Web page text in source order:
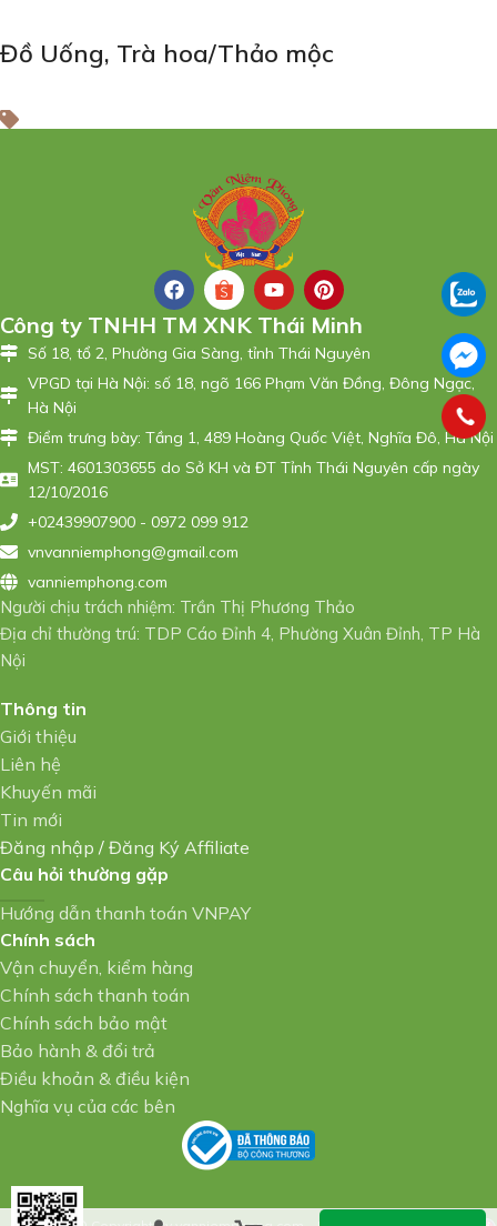
Đồ Uống, Trà hoa/Thảo mộc
Công ty TNHH TM XNK Thái Minh
Số 18, tổ 2, Phường Gia Sàng, tỉnh Thái Nguyên
VPGD tại Hà Nội: số 18, ngõ 166 Phạm Văn Đồng, Đông Ngạc,
Hà Nội
Điểm trưng bày: Tầng 1, 489 Hoàng Quốc Việt, Nghĩa Đô, Hà Nội
MST: 4601303655 do Sở KH và ĐT Tỉnh Thái Nguyên cấp ngày
12/10/2016
+02439907900 - 0972 099 912
vnvanniemphong@gmail.com
vanniemphong.com
Người chịu trách nhiệm: Trần Thị Phương Thảo
Địa chỉ thường trú: TDP Cáo Đỉnh 4, Phường Xuân Đỉnh, TP Hà
Nội
Thông tin
Giới thiệu
Liên hệ
Khuyến mãi
Tin mới
Đăng nhập / Đăng Ký Affiliate
Câu hỏi thường gặp
Hướng dẫn thanh toán VNPAY
Chính sách
Vận chuyển, kiểm hàng
Chính sách thanh toán
Chính sách bảo mật
Bảo hành & đổi trả
Điều khoản & điều kiện
Nghĩa vụ của các bên